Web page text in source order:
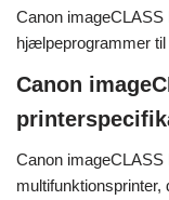
Canon
hjælpeprogrammer til
Canon
Canon
multifunktionsprinter,